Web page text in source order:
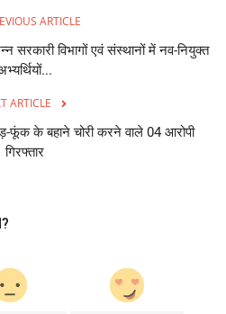
ARTICLE
सरकारी विभागों एवं संस्थानों में नव-नियुक्त
ARTICLE
के बहाने चोरी करने वाले 04 आरोपी
गिरफ्तार